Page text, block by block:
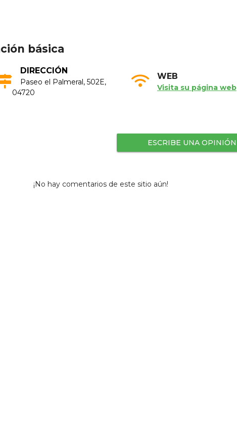
básica
DIRECCIÓN
Paseo el Palmeral, 502E,
04720
WEB
Visita su página web
ESCRIBE UNA OPINIÓN
¡No hay comentarios de este sitio aún!